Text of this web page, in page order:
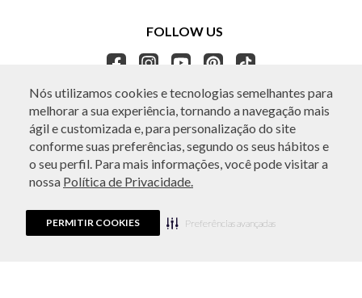
Nós utilizamos cookies e tecnologias semelhantes para
melhorar a sua experiência, tornando a navegação mais
ágil e customizada e, para personalização do site
conforme suas preferências, segundo os seus hábitos e
o seu perfil. Para mais informações, você pode visitar a
nossa Política de Privacidade.
PERMITIR COOKIES Preferências avançadas
Ética e Sustentabilidade
Seja um Revendedor
APP BO.BÔ
FOLLOW US
© Copyright 2026 - Todos os direitos reservados. A BO.BÔ reserva-se no
disponibilidade de estoque a qualquer momento.
Em caso de dúvidas:0800 440 2222.
Horário de Atendimento:das 8h às 20h de segunda a sábado, exceto